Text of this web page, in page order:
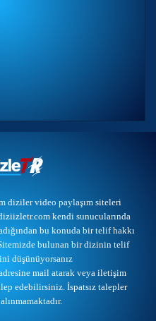
diziler video paylaşım siteleri
kendi sunucularında
bu konuda bir telif hakkı
bulunan bir dizinin telif
düşünüyorsanız
mail atarak veya iletişim
edebilirsiniz. İspatsız talepler